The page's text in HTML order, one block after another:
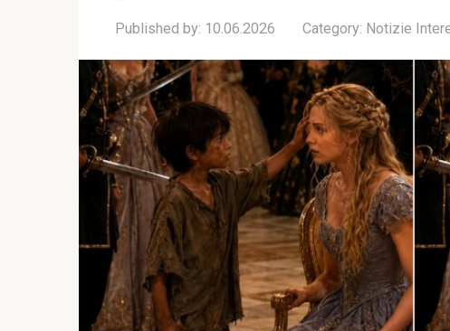
Published by: 10.06.2026 Category: Notizie